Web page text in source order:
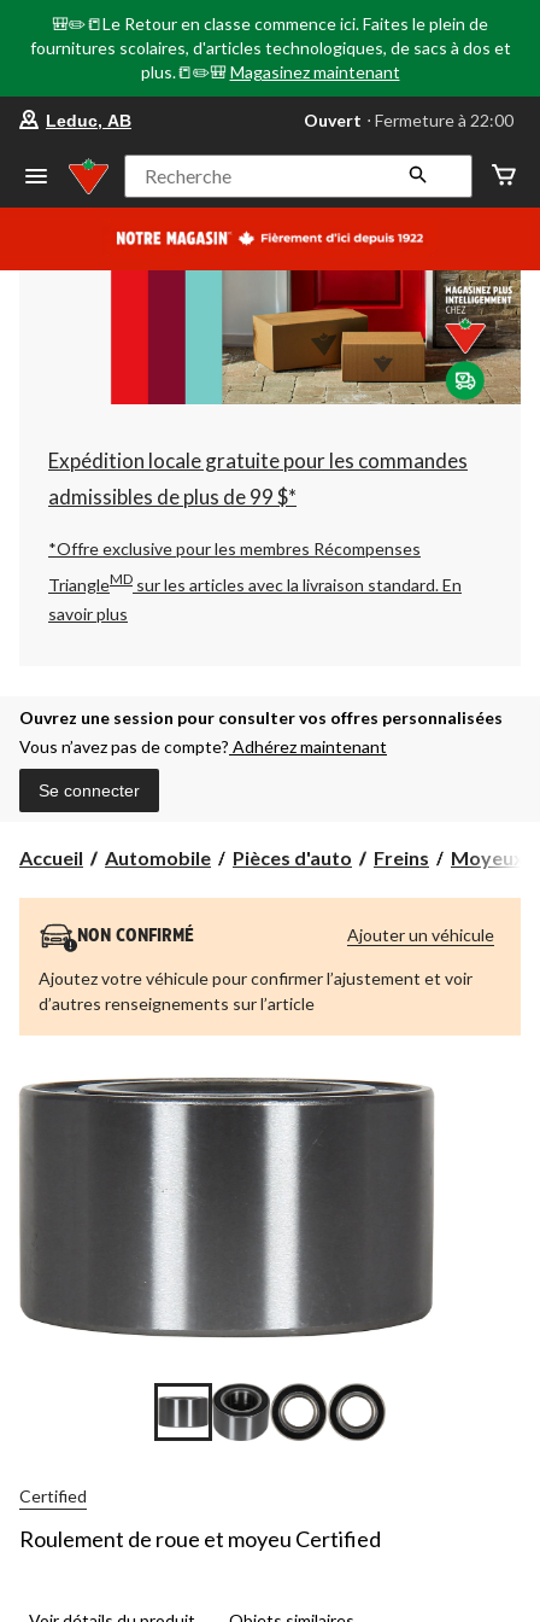
🎒✏️📒Le Retour en classe commence ici. Faites le plein de
fournitures scolaires, d'articles technologiques, de sacs à dos et
plus.📒✏️🎒 Magasinez maintenant
votre
préféré
Leduc,
AB,
courament
Fermeture
à
22:00
cliquer
pour
changer
Leduc, AB Ouvert ⋅ Fermeture à 22:00
Recherche
Expédition locale gratuite pour les commandes
admissibles de plus de 99 $*
*Offre exclusive pour les membres Récompenses
TriangleMD sur les articles avec la livraison standard.En
savoir plus
Ouvrez une session pour consulter vos offres personnalisées
Vous n’avez pas de compte? Adhérez maintenant
Se connecter
Accueil Automobile Pièces d'auto Freins Moyeux
NON CONFIRMÉ
Ajoutez votre véhicule pour confirmer l’ajustement et voir
d’autres renseignements sur l’article
Ajouter un véhicule
Certified
Roulement de roue et moyeu Certified